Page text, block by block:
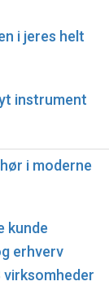
i jeres helt
instrument
i moderne
kunde
erhverv
virksomheder